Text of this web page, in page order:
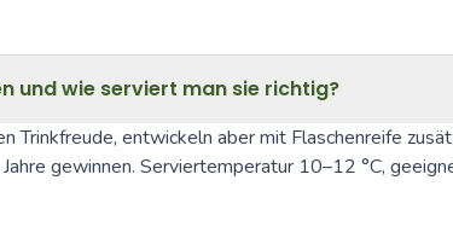
und wie serviert man sie richtig?
Trinkfreude, entwickeln aber mit Flaschenreife
gewinnen. Serviertemperatur 10–12 °C,